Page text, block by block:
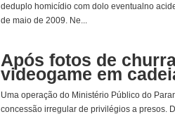
deduplo homicídio com dolo eventualno
de maio de 2009. Ne...
Após fotos de
videogame em
Uma operação do Ministério Público do
concessão irregular de privilégios a presos.